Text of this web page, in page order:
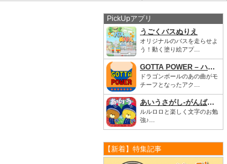
PickUpアプリ
うごくバスぬりえ
オリジナルのバスを走らせよ
う！動く塗り絵アプ…
GOTTA POWER – ハチャメチャが押し寄せてくる
ドラゴンボールのあの曲がモ
チーフとなったアク…
あいうさがし‐がんばれ！ルルロロ
ルルロロと楽しく文字のお勉
強♪…
【新着】特集記事